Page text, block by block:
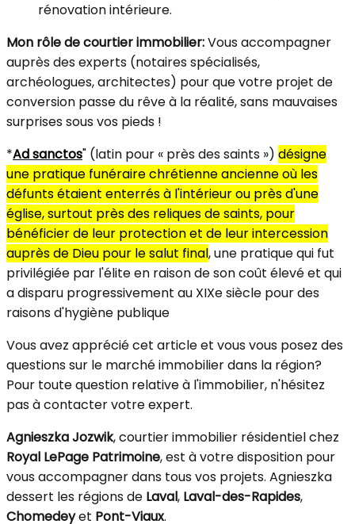
rénovation intérieure.
Mon rôle de courtier immobilier:Vous accompagner
auprès des experts (notaires spécialisés,
archéologues, architectes) pour que votre projet de
conversion passe du rêve à la réalité, sans mauvaises
surprises sous vos pieds !
*Ad sanctos" (latin pour « près des saints ») désigne
une pratique funéraire chrétienne ancienne où les
défunts étaient enterrés à l'intérieur ou près d'une
église, surtout près des reliques de saints, pour
bénéficier de leur protection et de leur intercession
auprès de Dieu pour le salut final, une pratique qui fut
privilégiée par l'élite en raison de son coût élevé et qui
a disparu progressivement au XIXe siècle pour des
raisons d'hygiène publique
Vous avez apprécié cet article et vous vous posez des
questions sur le marché immobilier dans la région?
Pour toute question relative à l'immobilier, n'hésitez
pas à contacter votre expert.
Agnieszka Jozwik, courtier immobilier résidentiel chez
Royal LePage Patrimoine, est à votre disposition pour
vous accompagner dans tous vos projets. Agnieszka
dessert les régions de Laval, Laval-des-Rapides,
Chomedeyet Pont-Viaux.